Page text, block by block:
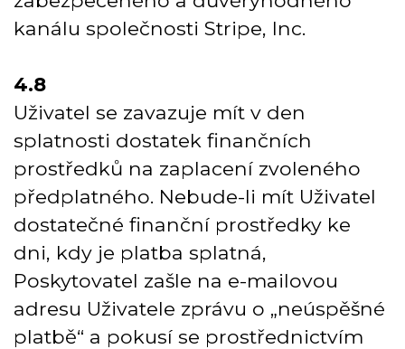
kanálu společnosti Stripe, Inc.
4.8
Uživatel se zavazuje mít v den
splatnosti dostatek finančních
prostředků na zaplacení zvoleného
předplatného. Nebude-li mít Uživatel
dostatečné finanční prostředky ke
dni, kdy je platba splatná,
Poskytovatel zašle na e-mailovou
adresu Uživatele zprávu o „neúspěšné
platbě“ a pokusí se prostřednictvím